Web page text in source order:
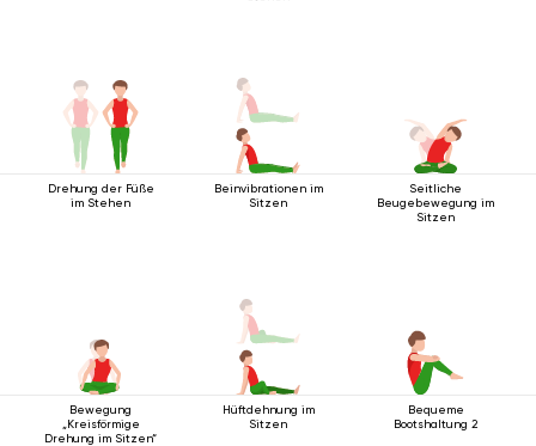
Drehung der Füße
im Stehen
Beinvibrationen im
Sitzen
Seitliche
Beugebewegung im
Sitzen
Bewegung
„Kreisförmige
Drehung im Sitzen“
Hüftdehnung im
Sitzen
Bequeme
Bootshaltung 2